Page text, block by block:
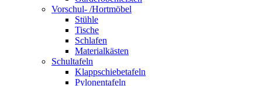
Vorschul- /Hortmöbel
Stühle
Tische
Schlafen
Materialkästen
Schultafeln
Klappschiebetafeln
Pylonentafeln